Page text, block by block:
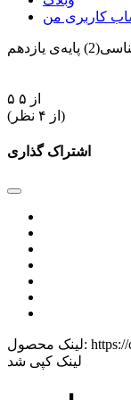
کاربری من
یازدهم
۵ از ۵
(از ۴ نظر)
اشتراک گذاری
لینک محصول:
لینک کپی شد